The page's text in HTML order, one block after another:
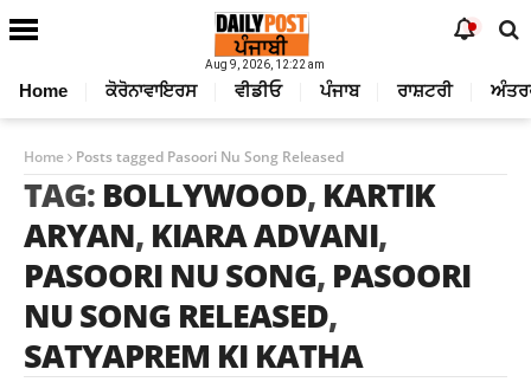
Aug 9, 2026, 12:22 am
Home ਕੋਰੋਨਾਵਾਇਰਸ ਵੀਡੀਓ ਪੰਜਾਬ ਰਾਸ਼ਟਰੀ
Home Posts tagged Pasoori Nu Song Released
TAG: BOLLYWOOD, KARTIK
ARYAN, KIARA ADVANI,
PASOORI NU SONG, PASOORI
NU SONG RELEASED,
SATYAPREM KI KATHA